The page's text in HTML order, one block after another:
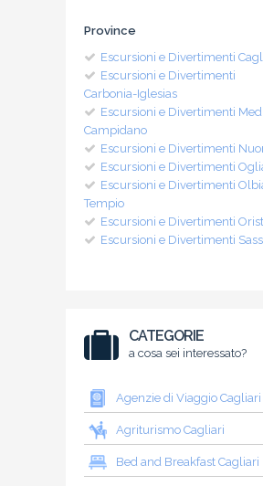
Province
Escursioni e Divertimenti
Escursioni e Divertimenti
Carbonia-Iglesias
Escursioni e Divertimenti
Campidano
Escursioni e Divertimenti
Escursioni e Divertimenti
Escursioni e Divertimenti
Tempio
Escursioni e Divertimenti
Escursioni e Divertimenti
CATEGORIE
a cosa sei interessato?
Agenzie di Viaggio Cagliari
Agriturismo Cagliari
Bed and Breakfast Cagliari